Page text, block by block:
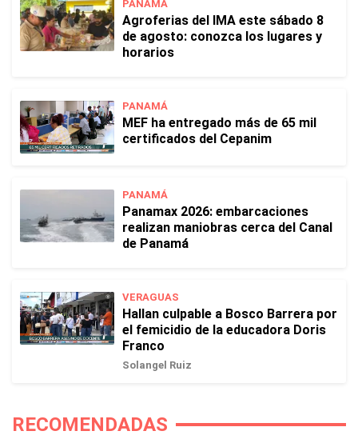
PANAMÁ
Agroferias del IMA este sábado 8
de agosto: conozca los lugares y
horarios
PANAMÁ
MEF ha entregado más de 65 mil
certificados del Cepanim
PANAMÁ
Panamax 2026: embarcaciones
realizan maniobras cerca del Canal
de Panamá
VERAGUAS
Hallan culpable a Bosco Barrera por
el femicidio de la educadora Doris
Franco
Solangel Ruiz
RECOMENDADAS